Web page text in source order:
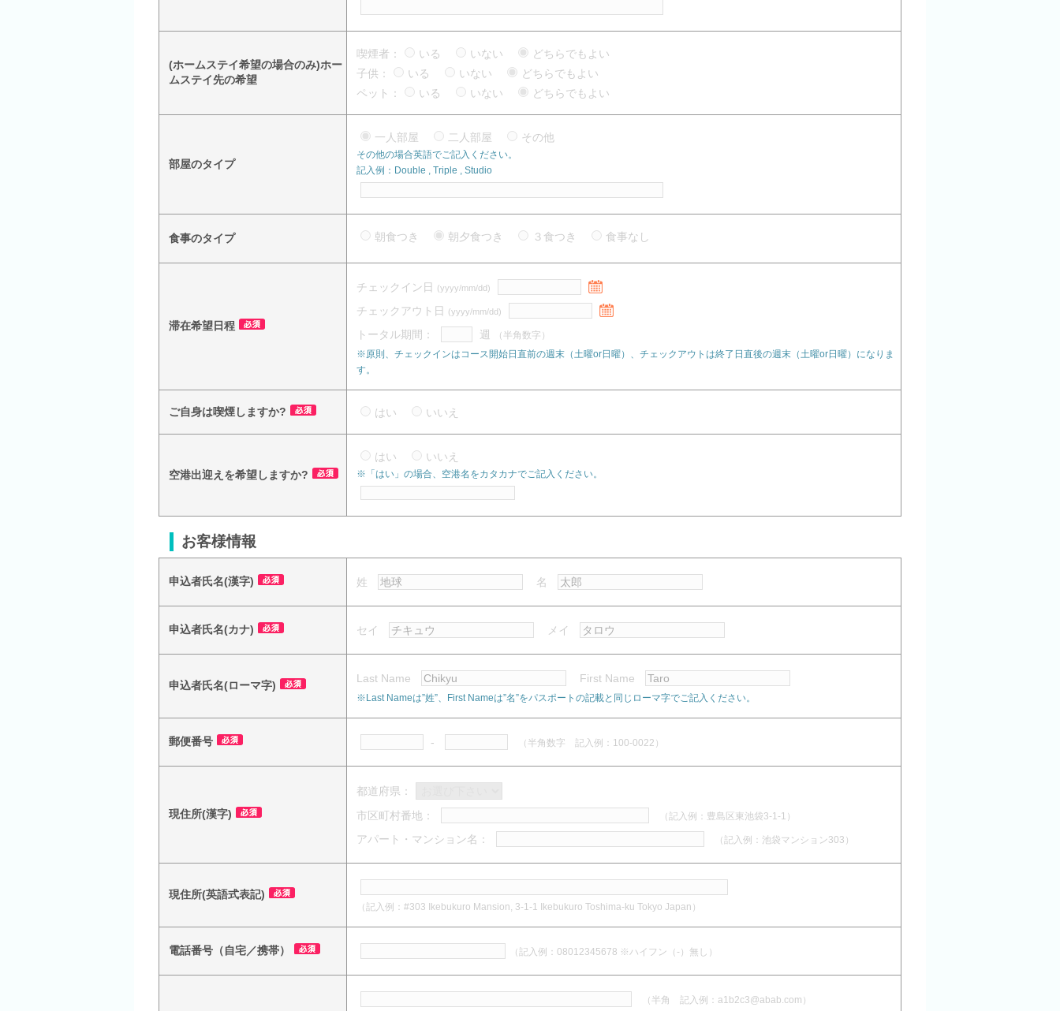
(ホームステイ希望の場合のみ)ホー
ムステイ先の希望
喫煙者： いる いない
どちらでもよい
子供：
いる いない
どちらでもよい
ペット：
いる いない どちらでもよい
部屋のタイプ
一人部屋 二人部屋 その他
その他の場合英語でご記入ください。
記入例：Double , Triple , Studio
食事のタイプ 朝食つき 朝夕食つき ３食つき 食事なし
滞在希望日程
チェックイン日 (yyyy/mm/dd)
チェックアウト日 (yyyy/mm/dd)
トータル期間： 週
（半角数字）
※原則、チェックインはコース開始日直前の週末（土曜or日曜）、チェックアウトは終了日直後の週末（土曜or日曜）になりま
す。
ご自身は喫煙しますか? はい いいえ
空港出迎えを希望しますか?
はい いいえ
※「はい」の場合、空港名をカタカナでご記入ください。
お客様情報
申込者氏名(漢字) 姓 名
申込者氏名(カナ) セイ メイ
申込者氏名(ローマ字)
Last Name First Name
※Last Nameは”姓”、First Nameは”名”をパスポートの記載と同じローマ字でご記入ください。
郵便番号 - （半角数字 記入例：100-0022）
現住所(漢字)
都道府県：
市区町村番地：
（記入例：豊島区東池袋3-1-1）
アパート・マンション名： （記入例：池袋マンション303）
現住所(英語式表記)
（記入例：#303 Ikebukuro Mansion, 3-1-1 Ikebukuro Toshima-ku Tokyo Japan）
電話番号（自宅／携帯） （記入例：08012345678 ※ハイフン（-）無し）
（半角 記入例：a1b2c3@abab.com）